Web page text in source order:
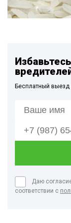
Бесплатный
Даю
соответствии с